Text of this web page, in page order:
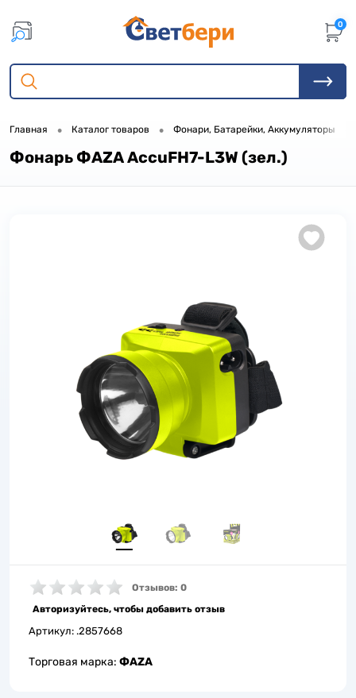
0
Главная • Каталог товаров • Фонари, Батарейки, Аккумуляторы
Фонарь ФАZА AccuFH7-L3W (зел.)
Отзывов: 0
Авторизуйтесь, чтобы добавить отзыв
Артикул: .2857668
Торговая марка: ФАZА